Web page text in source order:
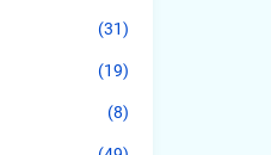
(31)
(19)
(8)